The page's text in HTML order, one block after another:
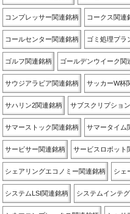
コンプレッサー関連銘柄 コークス関連
コールセンター関連銘柄 ゴミ処理プラ
ゴルフ関連銘柄 ゴールデンウイーク関
サウジアラビア関連銘柄 サッカーW杯
サハリン2関連銘柄 サブスクリプショ
サマーストック関連銘柄 サマータイム
サービサー関連銘柄 サービスロボット
シェアリングエコノミー関連銘柄 シェ
システムLSI関連銘柄 システムインテ